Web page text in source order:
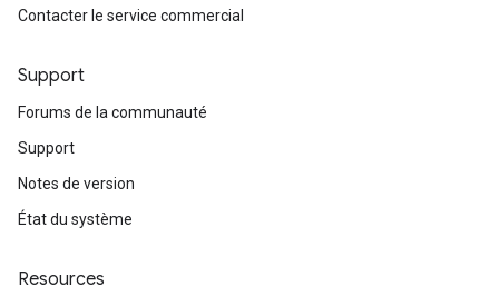
Contacter le service commercial
Support
Forums de la communauté
Support
Notes de version
État du système
Resources